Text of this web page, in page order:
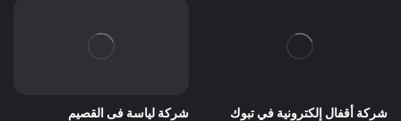
شركة أقفال إلكترونية في تبوك شركة لياسة فى القصيم